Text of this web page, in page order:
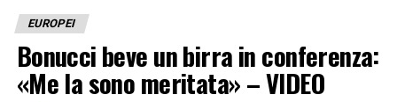
EUROPEI
Bonucci beve un birra in conferenza:
«Me la sono meritata» – VIDEO